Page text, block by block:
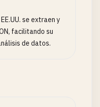
se extraen y
facilitando su
de datos.